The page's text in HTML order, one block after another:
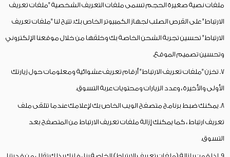
ملفات نصية صغيرة الحجم تسمى ملفات التعريف الشخصية "ملفات تعريف
الارتباط" على القرص الصلب لجهاز الكمبيوتر الخاص بك. تتيح لنا "ملفات تعريف
الارتباط" تحسين تجربة الشحن الخاصة بك وخلقها من خلال موقعنا الإلكتروني
وتحسين تصميم الموقع.
7. تخزن "ملفات تعريف الارتباط" أرقام تعريف عشوائية ومعلومات حول زيارتك
الأولى والأخيرة ، وعدد الزيارات ومحتويات عربة التسوق.
8. يمكنك ضبط برنامج متصفح الويب الخاص بك لإعلامك عندما تتلقى ملف
تعريف ارتباط ، كما يمكنك إزالة ملفات تعريف الارتباط من المتصفح بعد
التسوق.